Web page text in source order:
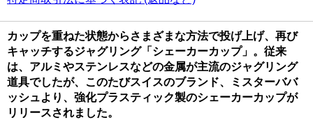
カップを重ねた状態からさまざまな方法で投げ上げ、再び
キャッチするジャグリング「シェーカーカップ」。従来
は、アルミやステンレスなどの金属が主流のジャグリング
道具でしたが、このたびスイスのブランド、ミスターババ
ッシュより、強化プラスティック製のシェーカーカップが
リリースされました。